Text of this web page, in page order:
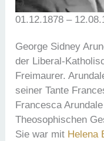
01.12.1878 –
George Sidney
der Liberal-
Freimaurer.
seiner Tante
Francesca
Theosophischen
Sie war mit Helena